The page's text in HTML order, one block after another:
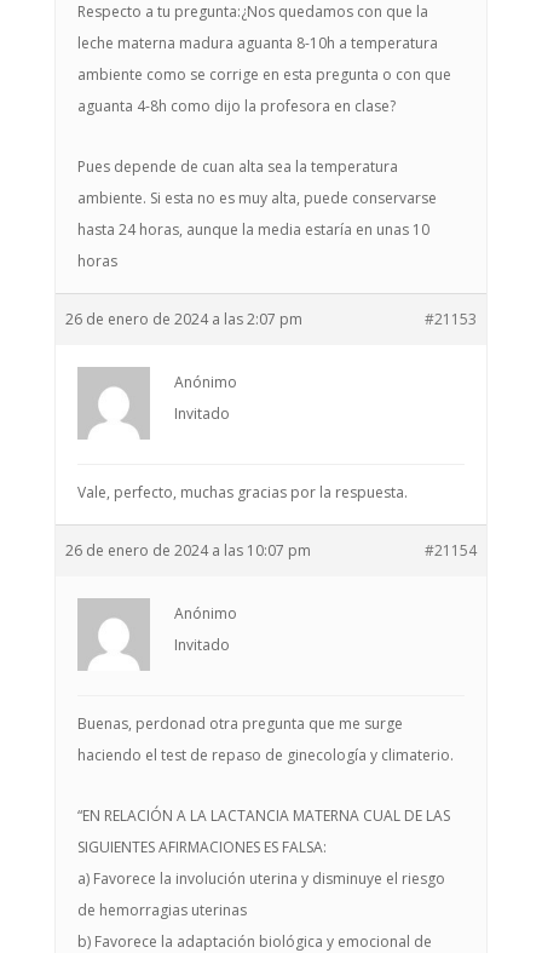
Respecto a tu pregunta:¿Nos quedamos con que la
leche materna madura aguanta 8-10h a temperatura
ambiente como se corrige en esta pregunta o con que
aguanta 4-8h como dijo la profesora en clase?
Pues depende de cuan alta sea la temperatura
ambiente. Si esta no es muy alta, puede conservarse
hasta 24 horas, aunque la media estaría en unas 10
horas
26 de enero de 2024 a las 2:07 pm #21153
Anónimo
Invitado
Vale, perfecto, muchas gracias por la respuesta.
26 de enero de 2024 a las 10:07 pm #21154
Anónimo
Invitado
Buenas, perdonad otra pregunta que me surge
haciendo el test de repaso de ginecología y climaterio.
“EN RELACIÓN A LA LACTANCIA MATERNA CUAL DE LAS
SIGUIENTES AFIRMACIONES ES FALSA:
a) Favorece la involución uterina y disminuye el riesgo
de hemorragias uterinas
b) Favorece la adaptación biológica y emocional de